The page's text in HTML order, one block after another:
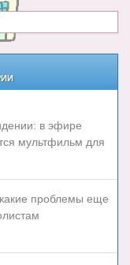
в эфире
мультфильм для
проблемы еще